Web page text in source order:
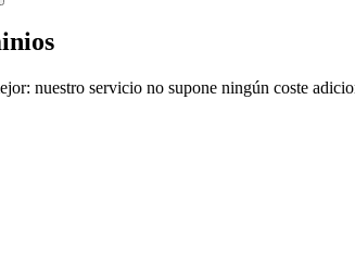
nuestro servicio no supone ningún coste